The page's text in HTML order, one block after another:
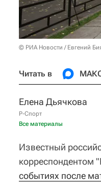
© РИА Новости / Евгений
Читать в
Елена Дьячкова
Р-Спорт
Все материалы
Известный
корреспондентом
событиях после